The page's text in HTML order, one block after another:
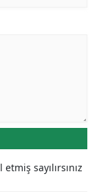
sayılırsınız